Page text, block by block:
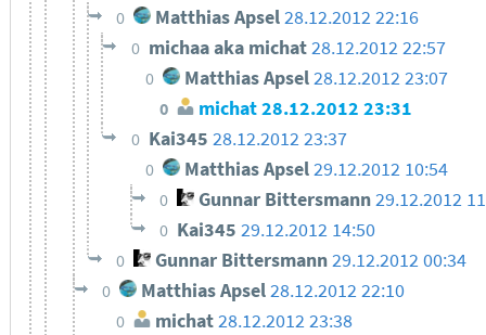
0 Matthias Apsel28.12.2012 22:16
0 michaa aka michat28.12.2012 22:57
0 Matthias Apsel 28.12.2012 23:07
0 michat28.12.2012 23:31
0 Kai345 28.12.2012 23:37
0 Matthias Apsel 29.12.2012 10:54
0 Gunnar Bittersmann29.12.2012
0 Kai345 29.12.2012 14:50
0 Gunnar Bittersmann29.12.2012 00:34
0 Matthias Apsel28.12.2012 22:10
0 michat28.12.2012 23:38